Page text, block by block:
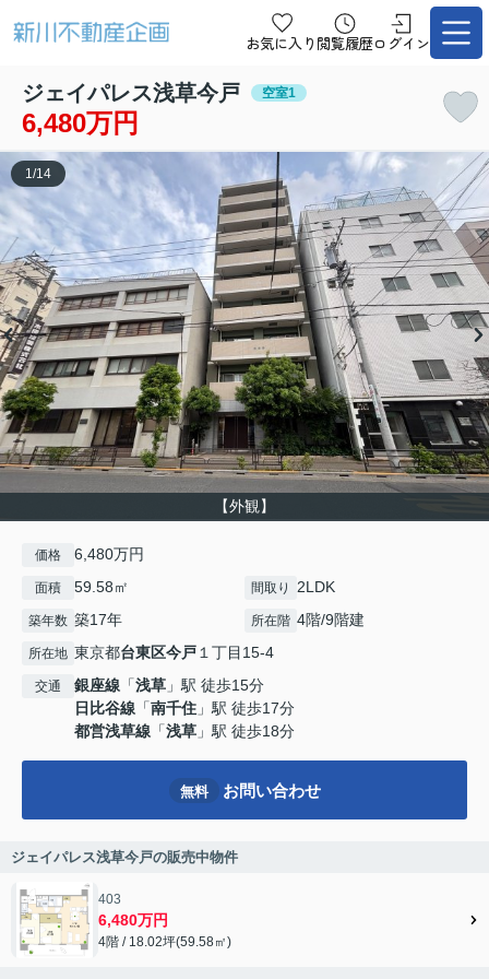
お気に入り 閲覧履歴ログイン
ジェイパレス浅草今戸 空室1
6,480万円
【外観】
1 /14
価格 6,480万円
面積 59.58㎡ 間取り 2LDK
築年数 築17年 所在階 4階/9階建
所在地 東京都台東区今戸 １丁目15-4
交通 銀座線 「浅草 」駅 徒歩15分
日比谷線 「南千住 」駅 徒歩17分
都営浅草線 「浅草 」駅 徒歩18分
無料 お問い合わせ
ジェイパレス浅草今戸の販売中物件
403
6,480万円
4階 / 18.02坪(59.58㎡)